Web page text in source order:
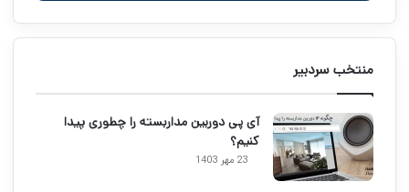
منتخب سردبیر
آی پی دوربین مداربسته را چطوری پیدا
کنیم؟
23 مهر 1403